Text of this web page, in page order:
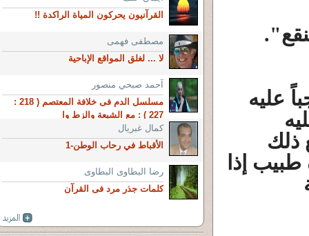
عليه
ذلك
إذا
القرآنيون يحركون المياة الراكدة !!
مصطفى فهمى
لا ... لغلق المواقع الإباحية
آحمد صبحي منصور
مسلسل الدم فى خلافة المعتصم ( 218 :
227 ) : مع الشيعة والزط وا
كمال غبريال
الأقباط في رحاب الوطن-1
رضا البطاوى البطاوى
كلمات جذر مرد فى القرآن